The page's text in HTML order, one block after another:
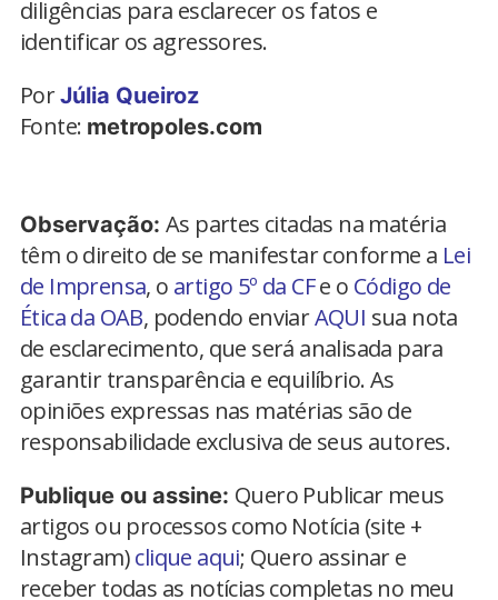
diligências para esclarecer os fatos e
identificar os agressores.
PorJúlia Queiroz
Fonte: metropoles.com
Observação: As partes citadas na matéria
têm o direito de se manifestar conforme a Lei
de Imprensa, o artigo 5º da CFe o Código de
Ética da OAB, podendo enviarAQUI sua nota
de esclarecimento, que será analisada para
garantir transparência e equilíbrio. As
opiniões expressas nas matérias são de
responsabilidade exclusiva de seus autores.
Publique ou assine: Quero Publicar meus
artigos ou processos como Notícia (site +
Instagram)clique aqui; Quero assinar e
receber todas as notícias completas no meu